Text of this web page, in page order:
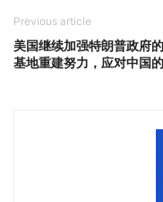
Previous article
美国继续加强特朗普政府
基地重建努力，应对中国